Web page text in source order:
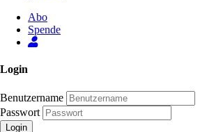
Abo
Spende
Login
Benutzername
Passwort
Login